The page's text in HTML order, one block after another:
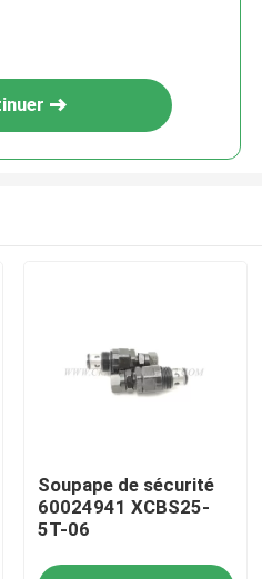
Soupape de sécurité
60024941 XCBS25-
5T-06